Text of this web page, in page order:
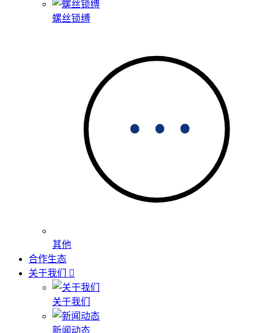
螺丝锁缚
其他
合作生态
关于我们
关于我们
新闻动态